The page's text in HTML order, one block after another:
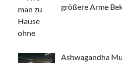
größere Arme
Ashwagandha